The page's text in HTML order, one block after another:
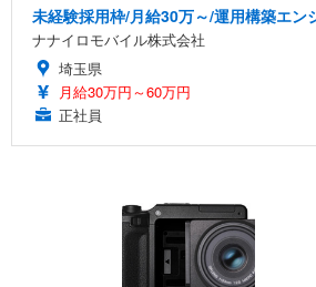
未経験採用枠/月給30万～/運用構築エン
ナナイロモバイル株式会社
埼玉県
月給30万円～60万円
正社員